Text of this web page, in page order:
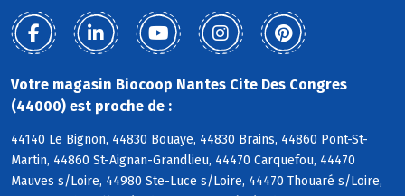
Votre magasin Biocoop Nantes Cite Des Congres
(44000) est proche de :
44140 Le Bignon, 44830 Bouaye, 44830 Brains, 44860 Pont-St-
Martin, 44860 St-Aignan-Grandlieu, 44470 Carquefou, 44470
Mauves s/Loire, 44980 Ste-Luce s/Loire, 44470 Thouaré s/Loire,